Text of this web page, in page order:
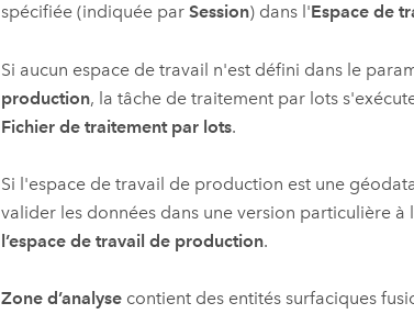
spécifiée (indiquée par Session) dans l'Espace de
Si aucun espace de travail n'est défini dans le
production, la tâche de traitement par lots
Fichier de traitement par lots.
Si l'espace de travail de production est une
valider les données dans une version particulière
l’espace de travail de production.
Zone d’analysecontient des entités surfaciques